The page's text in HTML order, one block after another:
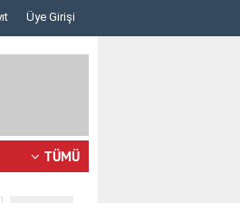
Mahkûm Olma..
Üye Girişi
TÜMÜ